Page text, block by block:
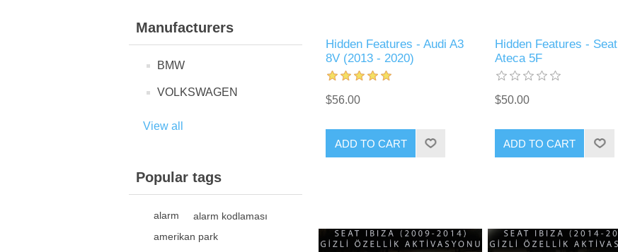
Manufacturers
BMW
VOLKSWAGEN
View all
Popular tags
alarm alarm kodlaması
amerikan park
Hidden Features - Audi A3
8V (2013 - 2020)
$56.00
ADD TO CART
Hidden Features - Seat
Ateca 5F
$50.00
ADD TO CART